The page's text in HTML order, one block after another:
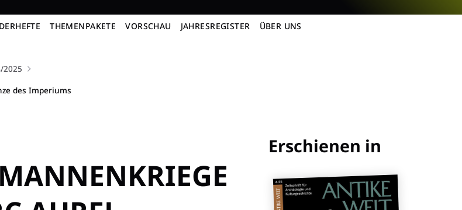
THEMENPAKETE VORSCHAU JAHRESREGISTER ÜBER UNS
2025
des Imperiums
Erschienen in